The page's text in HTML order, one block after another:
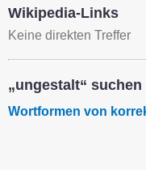
Wikipedia-Links
Keine direkten Treffer
„ungestalt“ suchen
Wortformen von